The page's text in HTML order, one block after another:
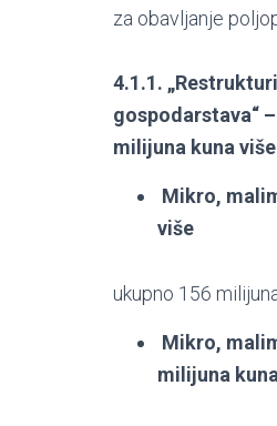
za obavljanje
4.1.1.
gospodarstava“
milijuna kuna više
Mikro,
više
ukupno 156
Mikro,
milijuna